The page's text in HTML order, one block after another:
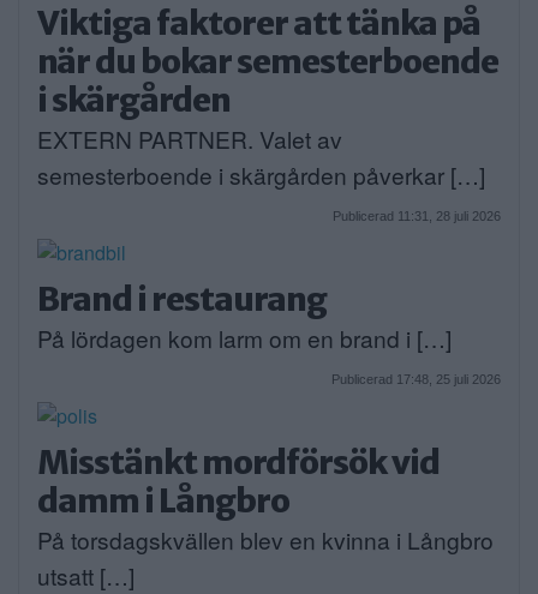
Viktiga faktorer att tänka på
när du bokar semesterboende
i skärgården
EXTERN PARTNER. Valet av
semesterboende i skärgården påverkar […]
Publicerad 11:31, 28 juli 2026
Brand i restaurang
På lördagen kom larm om en brand i […]
Publicerad 17:48, 25 juli 2026
Misstänkt mordförsök vid
damm i Långbro
På torsdagskvällen blev en kvinna i Långbro
utsatt […]